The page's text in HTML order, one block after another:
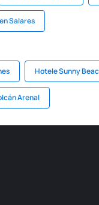
Salares
Hotele Sunny
Arenal